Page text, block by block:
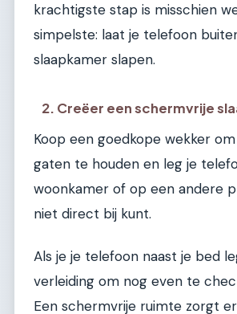
krachtigste stap is misschien
simpelste: laat je telefoon
slaapkamer slapen.
2. Creëer een schermvrije
Koop een goedkope wekker
gaten te houden en leg je
woonkamer of op een andere
niet direct bij kunt.
Als je je telefoon naast je bed
verleiding om nog even te
Een schermvrije ruimte zorgt